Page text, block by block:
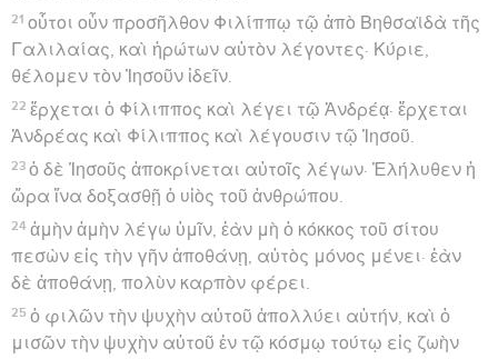
21 οὗτοι οὖν προσῆλθον Φιλίππῳ τῷ ἀπὸ Βηθσαϊδὰ τῆς
Γαλιλαίας, καὶ ἠρώτων αὐτὸν λέγοντες· Κύριε,
θέλομεν τὸν Ἰησοῦν ἰδεῖν.
22 ἔρχεται ὁ Φίλιππος καὶ λέγει τῷ Ἀνδρέᾳ· ἔρχεται
Ἀνδρέας καὶ Φίλιππος καὶ λέγουσιν τῷ Ἰησοῦ.
23 ὁ δὲ Ἰησοῦς ἀποκρίνεται αὐτοῖς λέγων· Ἐλήλυθεν ἡ
ὥρα ἵνα δοξασθῇ ὁ υἱὸς τοῦ ἀνθρώπου.
24 ἀμὴν ἀμὴν λέγω ὑμῖν, ἐὰν μὴ ὁ κόκκος τοῦ σίτου
πεσὼν εἰς τὴν γῆν ἀποθάνῃ, αὐτὸς μόνος μένει· ἐὰν
δὲ ἀποθάνῃ, πολὺν καρπὸν φέρει.
25 ὁ φιλῶν τὴν ψυχὴν αὐτοῦ ἀπολλύει αὐτήν, καὶ ὁ
μισῶν τὴν ψυχὴν αὐτοῦ ἐν τῷ κόσμῳ τούτῳ εἰς ζωὴν